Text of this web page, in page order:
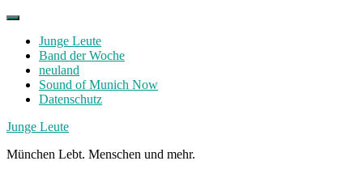
Skip
contentJunge Leute
Band der Woche
neuland
Sound of Munich Now
Datenschutz
Facebook
Twitter
Instagram
Junge Leute
München Lebt. Menschen und mehr.